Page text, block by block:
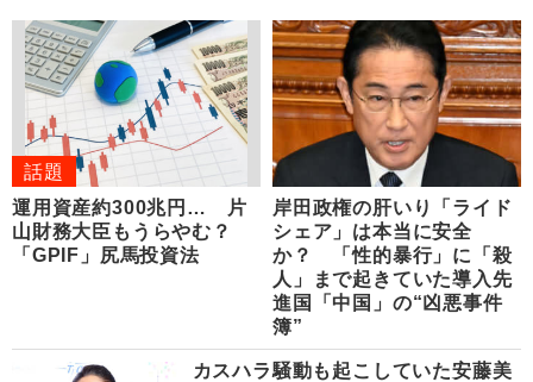
話題
運用資産約300兆円… 片
山財務大臣もうらやむ？
「GPIF」尻馬投資法
岸田政権の肝いり「ライド
シェア」は本当に安全
か？ 「性的暴行」に「殺
人」まで起きていた導入先
進国「中国」の“凶悪事件
簿”
カスハラ騒動も起こしていた安藤美